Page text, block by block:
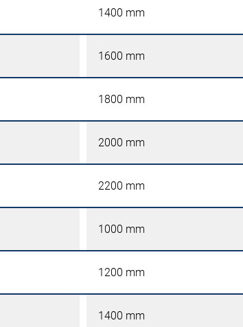
1400 mm
1600 mm
1800 mm
2000 mm
2200 mm
1000 mm
1200 mm
1400 mm